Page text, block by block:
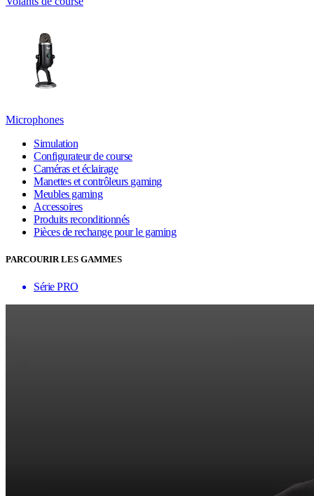
Microphones
Simulation
Configurateur de course
Caméras et éclairage
Manettes et contrôleurs gaming
Meubles gaming
Accessoires
Produits reconditionnés
Pièces de rechange pour le gaming
PARCOURIR LES GAMMES
Série PRO